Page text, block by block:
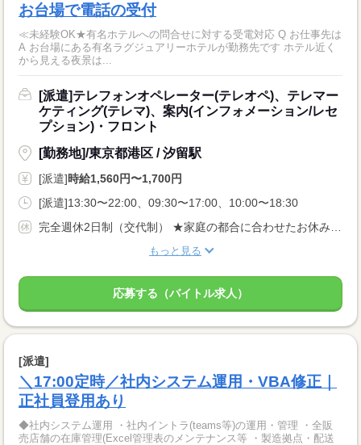
お台場で電話の受付
≪未経験OK★有名ホテルへの問合せに対する受電対応 Q お仕事先は
A お台場にある有名ラグジュアリーホテルが勤務先です ホテル近く
から見える夜景は...
[派遣]テレフォンオペレーター(テレオペ)、テレマー
ケティング(テレマ)、案内(インフォメーション/レセ
プション)・フロント
[勤務地]/東京都港区 / 汐留駅
[派遣]時給1,560円〜1,700円
[派遣]13:30〜22:00、09:30〜17:00、10:00〜18:30
完全週休2日制（交代制） ★家庭の都合に合わせたお休みの調整も可能です！ プライベートの予定も立てやすい環境です。
もっと見る
応募する（バイトル求人）
[派遣]
＼17:00定時／社内システム運用・VBA修正｜
正社員登用あり
◆社内システム運用 ・社内イントラ(teams等)の運用・管理 ・全販
売店舗の在庫管理(Excel管理表のメンテナンス等 ・製造拠点・配送